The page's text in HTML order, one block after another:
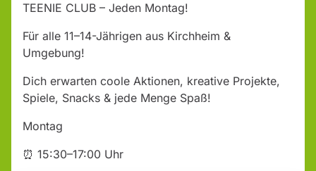
TEENIE CLUB – Jeden Montag!
Für alle 11–14-Jährigen aus Kirchheim &
Umgebung!
Dich erwarten coole Aktionen, kreative Projekte,
Spiele, Snacks & jede Menge Spaß!
Montag
⏰ 15:30–17:00 Uhr